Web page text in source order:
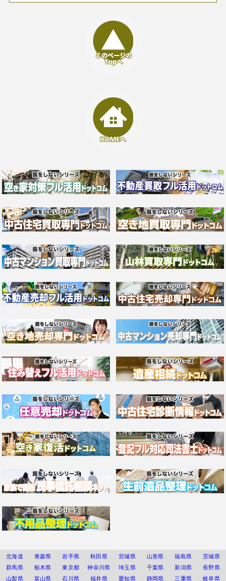
北海道 青森県 岩手県 秋田県 宮城県 山形県 福島県
茨城県
群馬県
栃木県 東京都 神奈川県 埼玉県 千葉県 新潟県
長野県
山梨県
富山県 石川県 福井県 愛知県 静岡県 三重県 岐阜県